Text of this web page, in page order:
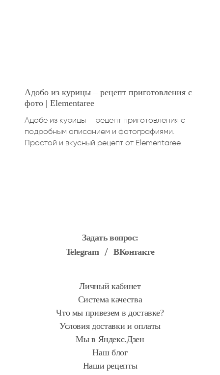
Адобо из курицы – рецепт приготовления с
фото | Elementaree
Адобе из курицы – рецепт приготовления с
подробным описанием и фотографиями.
Простой и вкусный рецепт от Elementaree.
Задать вопрос:
Telegram
ВКонтакте
Личный кабинет
Система качества
Что мы привезем в доставке?
Условия доставки и оплаты
Мы в Яндекс.Дзен
Наш блог
Наши рецепты